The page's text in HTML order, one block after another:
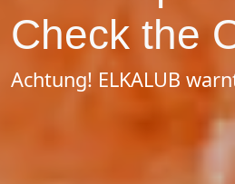
Check the
Achtung! ELKALUB